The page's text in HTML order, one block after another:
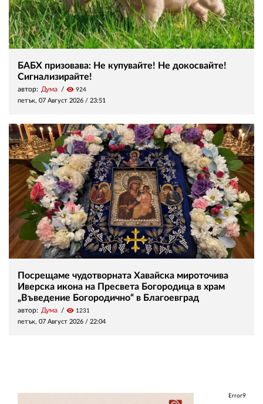
БАБХ призовава: Не купувайте! Не докосвайте!
Сигнализирайте!
автор: Дума visibility 924
петък, 07 Август 2026 / 23:51
Посрещаме чудотворната Хавайска мироточива
Иверска икона на Пресвета Богородица в храм
„Въведение Богородично“ в Благоевград
автор: Дума visibility 1231
петък, 07 Август 2026 / 22:04
Error9